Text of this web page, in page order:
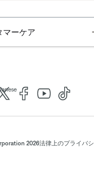
マーケア
2026法律上のプライバ